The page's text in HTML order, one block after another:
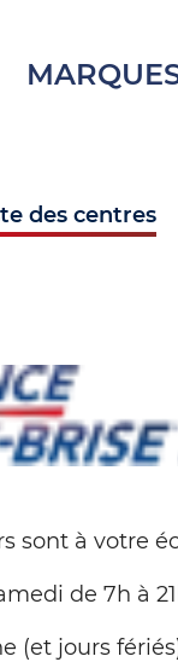
des centres
sont à votre
de 7h à
(et jours